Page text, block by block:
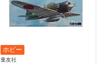
ホビー
童友社